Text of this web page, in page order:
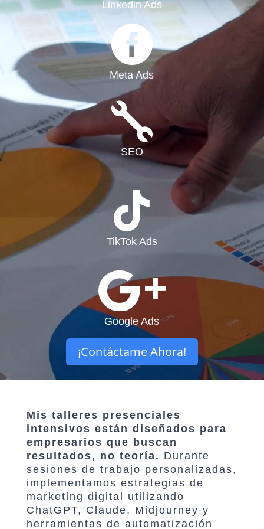
Linkedin Ads

Meta Ads

SEO

TikTok Ads

Google Ads
¡Contáctame Ahora!
Mis talleres presenciales
intensivos están diseñados para
empresarios que buscan
resultados, no teoría. Durante
sesiones de trabajo personalizadas,
implementamos estrategias de
marketing digital utilizando
ChatGPT, Claude, Midjourney y
herramientas de automatización